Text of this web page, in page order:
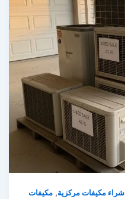
شراء مكيفات مركزية,مكيفات